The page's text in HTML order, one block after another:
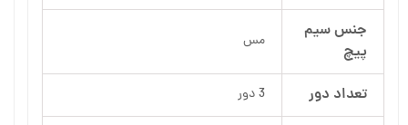
جنس سیم
پیچ
مس
تعداد دور 3 دور